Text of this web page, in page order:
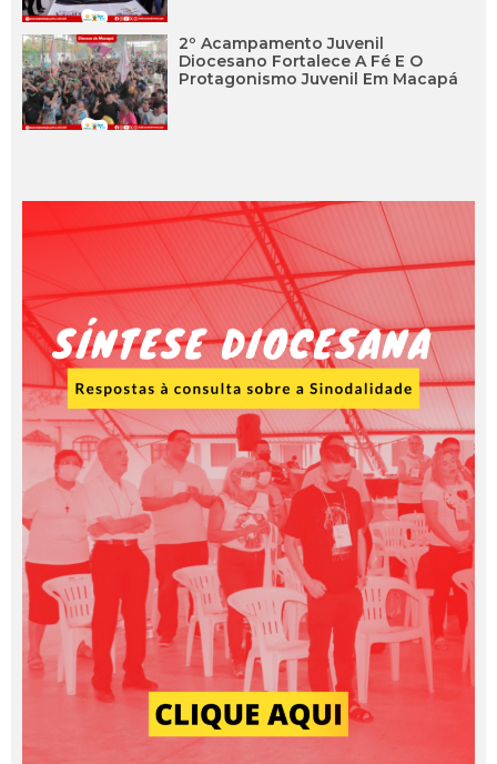
2º Acampamento Juvenil
Diocesano Fortalece A Fé E O
Protagonismo Juvenil Em Macapá